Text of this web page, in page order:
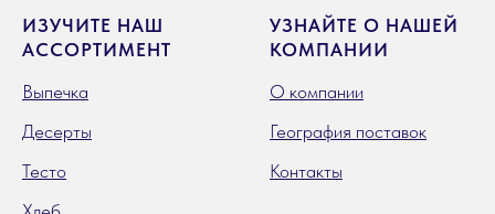
ИЗУЧИТЕ НАШ
АССОРТИМЕНТ
Выпечка
Десерты
Тесто
УЗНАЙТЕ О НАШЕЙ
КОМПАНИИ
О компании
География поставок
Контакты